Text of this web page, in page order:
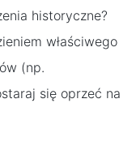
historyczne?
właściwego
(np.
się oprzeć na